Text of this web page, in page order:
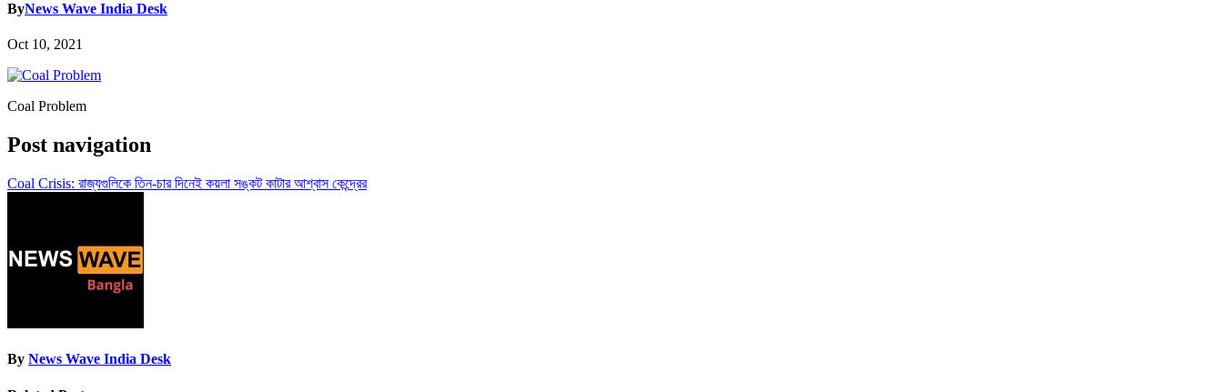
ByNews Wave India Desk
Oct 10, 2021
Coal Problem
Post navigation
Coal Crisis: রাজ্যগুলিকে তিন-চার দিনেই কয়লা সঙ্কট কাটার আশ্বাস কেন্দ্রের
By News Wave India Desk